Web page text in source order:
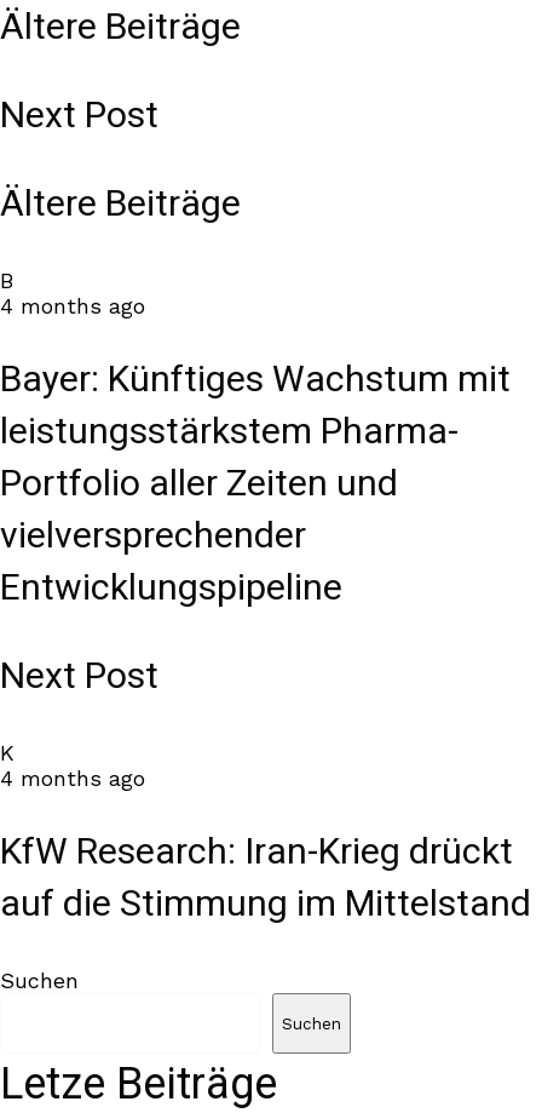
Ältere Beiträge
Next Post
Ältere Beiträge
B
4 months ago
Bayer: Künftiges Wachstum mit
leistungsstärkstem Pharma-
Portfolio aller Zeiten und
vielversprechender
Entwicklungspipeline
Next Post
K
4 months ago
KfW Research: Iran-Krieg drückt
auf die Stimmung im Mittelstand
Suchen
Suchen
Letze Beiträge